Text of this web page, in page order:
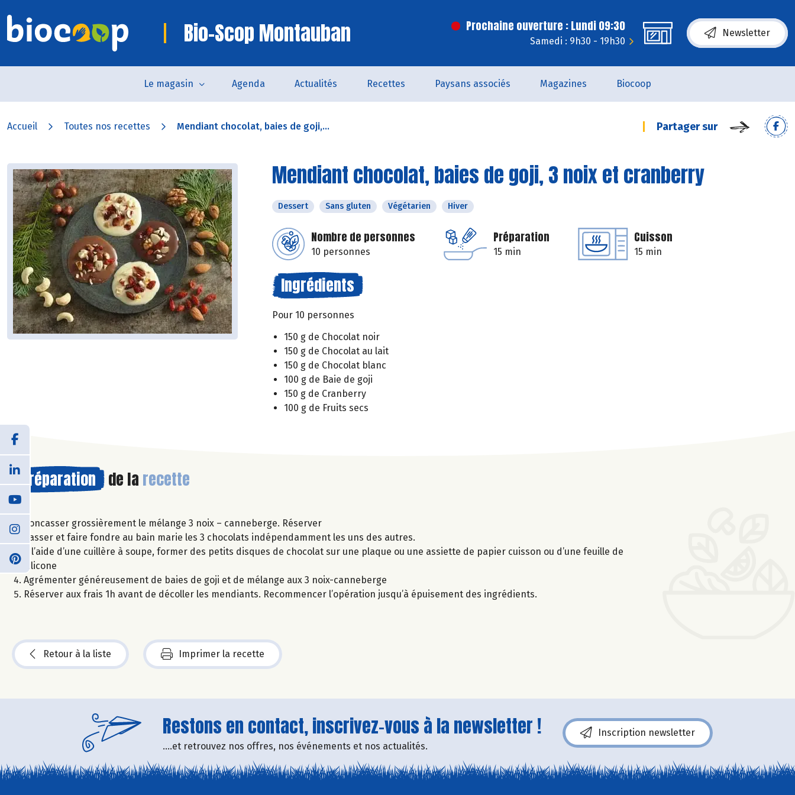
Bio-Scop Montauban Prochaine ouverture : Lundi 09:30
Samedi : 9h30 - 19h30
Newsletter
Le magasin Agenda Actualités Recettes Paysans associés Magazines Biocoop
Accueil Toutes nos recettes Mendiant chocolat, baies de goji,... Partager sur
Mendiant chocolat, baies de goji, 3 noix et cranberry
Dessert Sans gluten Végétarien Hiver
Nombre de personnes
10 personnes
Préparation
15 min
Cuisson
15 min
Ingrédients
Pour 10 personnes
150 g de Chocolat noir
150 g de Chocolat au lait
150 g de Chocolat blanc
100 g de Baie de goji
150 g de Cranberry
100 g de Fruits secs
Préparation de la recette
Concasser grossièrement le mélange 3 noix – canneberge. Réserver
Casser et faire fondre au bain marie les 3 chocolats indépendamment les uns des autres.
A l’aide d’une cuillère à soupe, former des petits disques de chocolat sur une plaque ou une assiette de papier cuisson ou d’une feuille de
silicone
Agrémenter généreusement de baies de goji et de mélange aux 3 noix-canneberge
Réserver aux frais 1h avant de décoller les mendiants. Recommencer l’opération jusqu’à épuisement des ingrédients.
Retour à la liste Imprimer la recette
Restons en contact, inscrivez-vous à la newsletter !
....et retrouvez nos offres, nos événements et nos actualités.
Inscription newsletter